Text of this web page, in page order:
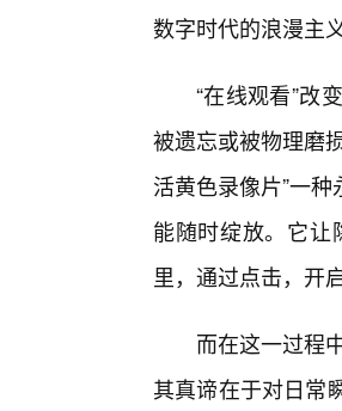
数字时代的浪漫主义
“在线观看”改
被遗忘或被物理磨
活黄色录像片”一
能随时绽放。它
里，通过点击，开
而在这一过程
其真谛在于对日常